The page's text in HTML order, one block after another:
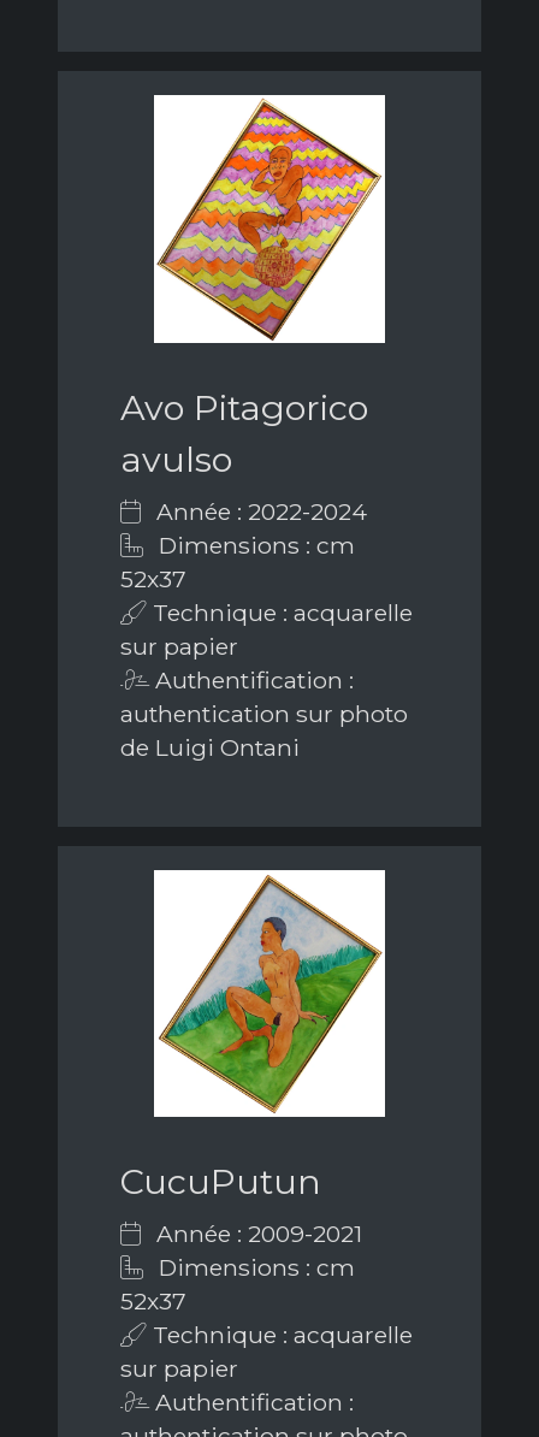
Avo Pitagorico
avulso
Année : 2022-2024
Dimensions : cm
52x37
Technique : acquarelle
sur papier
Authentification :
authentication sur photo
de Luigi Ontani
CucuPutun
Année : 2009-2021
Dimensions : cm
52x37
Technique : acquarelle
sur papier
Authentification :